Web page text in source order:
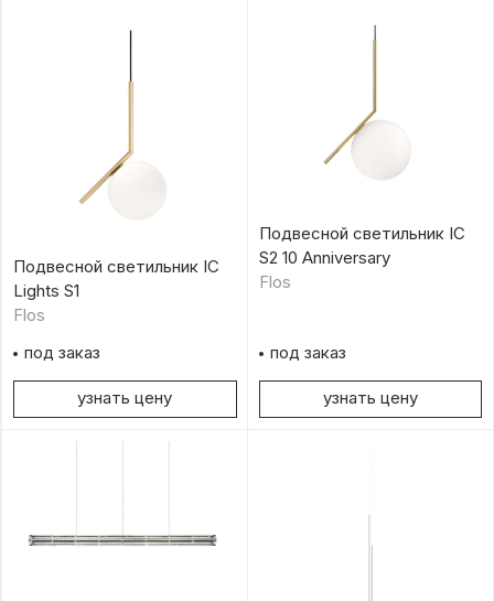
Подвесной светильник IC
Lights S1
Flos
под заказ
узнать цену
Подвесной светильник IC
S2 10 Anniversary
Flos
под заказ
узнать цену